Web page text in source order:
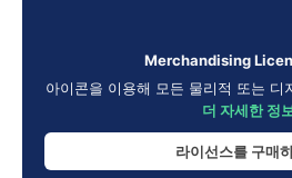
Merchandising
아이콘을 이용해 모든 물리적 또는 디
더 자세한 정보
라이선스를 구매